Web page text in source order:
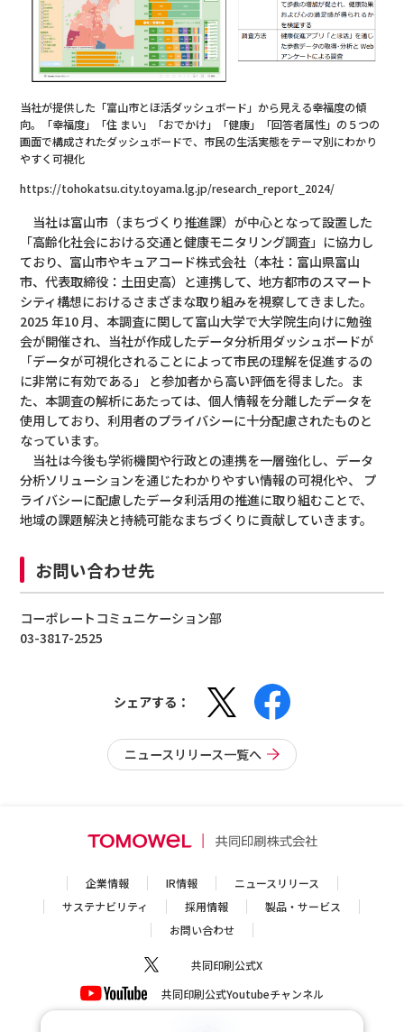
当社が提供した「富山市とほ活ダッシュボード」から見える幸福度の傾
向。「幸福度」「住 まい」「おでかけ」「健康」「回答者属性」の５つの
画面で構成されたダッシュボードで、市民の生活実態をテーマ別にわかり
やすく可視化
https://tohokatsu.city.toyama.lg.jp/research_report_2024/
当社は富山市（まちづくり推進課）が中心となって設置した
「高齢化社会における交通と健康モニタリング調査」に協力し
ており、富山市やキュアコード株式会社（本社：富山県富山
市、代表取締役：土田史高）と連携して、地方都市のスマート
シティ構想におけるさまざまな取り組みを視察してきました。
2025 年10 月、本調査に関して富山大学で大学院生向けに勉強
会が開催され、当社が作成したデータ分析用ダッシュボードが
「データが可視化されることによって市民の理解を促進するの
に非常に有効である」 と参加者から高い評価を得ました。ま
た、本調査の解析にあたっては、個人情報を分離したデータを
使用しており、利用者のプライバシーに十分配慮されたものと
なっています。
当社は今後も学術機関や行政との連携を一層強化し、データ
分析ソリューションを通じたわかりやすい情報の可視化や、 プ
ライバシーに配慮したデータ利活用の推進に取り組むことで、
地域の課題解決と持続可能なまちづくりに貢献していきます。
お問い合わせ先
コーポレートコミュニケーション部
03-3817-2525
シェアする：
ニュースリリース一覧へ
企業情報 IR情報
ニュースリリース
サステナビリティ
採用情報
製品・サービス
お問い合わせ
共同印刷公式X
共同印刷公式Youtubeチャンネル